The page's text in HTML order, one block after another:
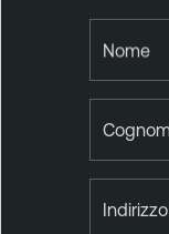
Nome